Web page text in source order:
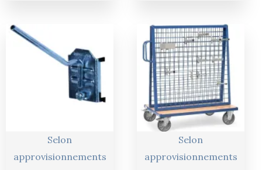
Selon
approvisionnements
initial
était :
10,00 €.
actuel
est :
9,00 €.
Selon
approvisionnements
Le
prix
initial
était :
693,00 €.
Le
prix
actuel
est :
658,00 €.